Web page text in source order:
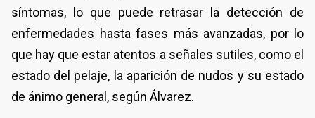
síntomas, lo que puede retrasar la detección de
enfermedades hasta fases más avanzadas, por lo
que hay que estar atentos a señales sutiles, como el
estado del pelaje, la aparición de nudos y su estado
de ánimo general, según Álvarez.